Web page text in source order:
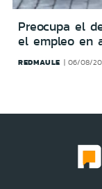
Preocupa el
el empleo en
REDMAULE 06/08/